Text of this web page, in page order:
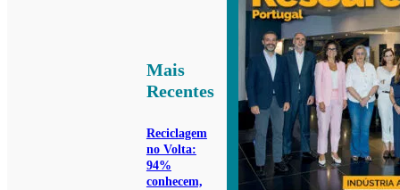
Mais
Recentes
Reciclagem
no Volta:
94%
conhecem,